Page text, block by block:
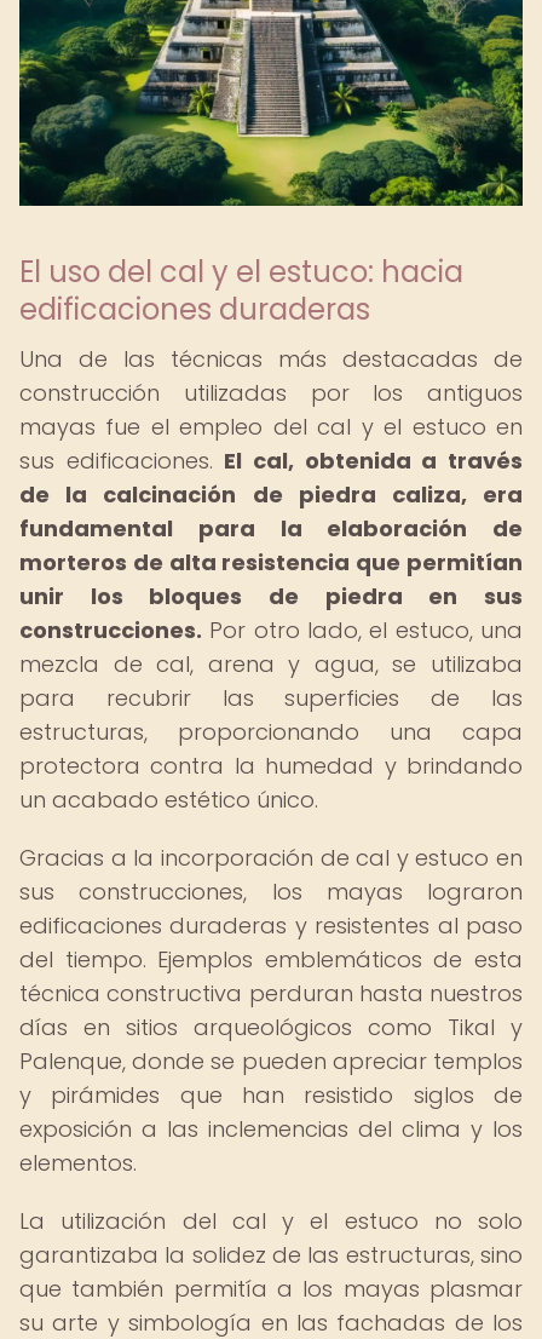
El uso del cal y el estuco: hacia
edificaciones duraderas
Una de las técnicas más destacadas de
construcción utilizadas por los antiguos
mayas fue el empleo del cal y el estuco en
sus edificaciones. El cal, obtenida a través
de la calcinación de piedra caliza, era
fundamental para la elaboración de
morteros de alta resistencia que permitían
unir los bloques de piedra en sus
construcciones. Por otro lado, el estuco, una
mezcla de cal, arena y agua, se utilizaba
para recubrir las superficies de las
estructuras, proporcionando una capa
protectora contra la humedad y brindando
un acabado estético único.
Gracias a la incorporación de cal y estuco en
sus construcciones, los mayas lograron
edificaciones duraderas y resistentes al paso
del tiempo. Ejemplos emblemáticos de esta
técnica constructiva perduran hasta nuestros
días en sitios arqueológicos como Tikal y
Palenque, donde se pueden apreciar templos
y pirámides que han resistido siglos de
exposición a las inclemencias del clima y los
elementos.
La utilización del cal y el estuco no solo
garantizaba la solidez de las estructuras, sino
que también permitía a los mayas plasmar
su arte y simbología en las fachadas de los